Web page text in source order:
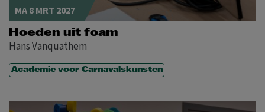
MA 8 MRT 2027
Hoeden uit foam
Hans Vanquathem
Academie voor Carnavalskunsten